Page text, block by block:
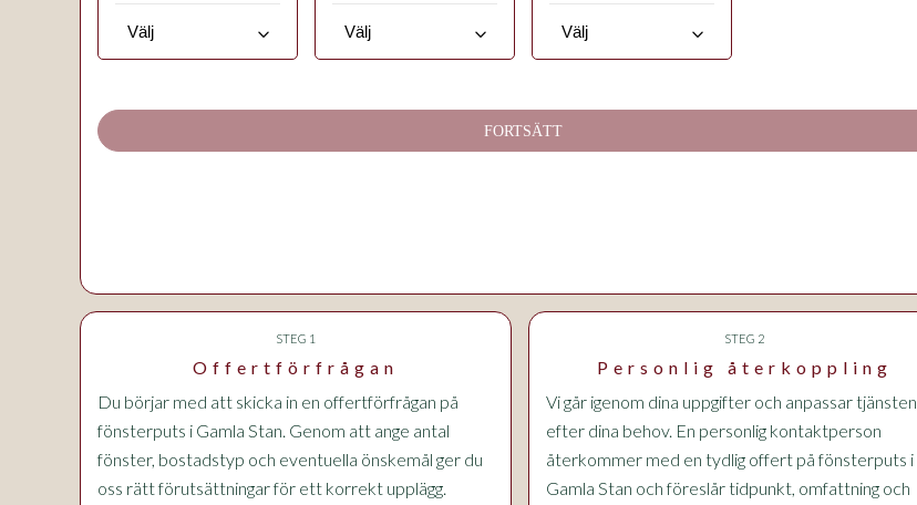
keyboard_arrow_down keyboard_arrow_down keyboard_arrow_down
FORTSÄTT
STEG 1
Offertförfrågan
Du börjar med att skicka in en offertförfrågan på
fönsterputs i Gamla Stan. Genom att ange antal
fönster, bostadstyp och eventuella önskemål ger du
oss rätt förutsättningar för ett korrekt upplägg.
STEG 2
Personlig återkoppling
Vi går igenom dina uppgifter och anpassar tjänsten
efter dina behov. En personlig kontaktperson
återkommer med en tydlig offert på fönsterputs i
Gamla Stan och föreslår tidpunkt, omfattning och